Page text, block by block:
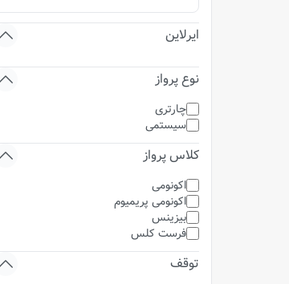
ایرلاین
نوع پرواز
چارتری
سیستمی
کلاس پرواز
اکونومی
اکونومی پریمیوم
بیزینس
فرست کلس
توقف